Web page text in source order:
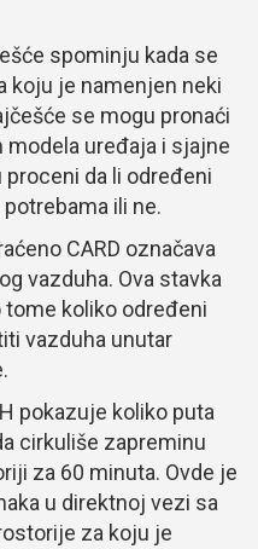
spominju kada se
koju je namenjen neki
se mogu pronaći
uređaja i sjajne
da li određeni
ili ne.
CARD označava
vazduha. Ova stavka
koliko određeni
vazduha unutar
pokazuje koliko puta
cirkuliše zapreminu
za 60 minuta. Ovde je
u direktnoj vezi sa
za koju je